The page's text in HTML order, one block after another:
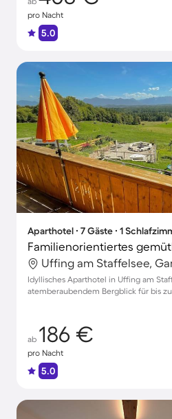
pro Nacht
5.0
Aparthotel ∙ 7 Gäste ∙ 1
Idyllisches Aparthotel in Uffing am
atemberaubendem Bergblick für bis zu
ab 186 €
pro Nacht
5.0